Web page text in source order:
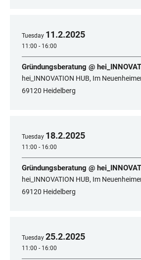
Tuesday 11.2.2025
11:00 - 16:00
Gründungsberatung @
hei_INNOVATION HUB, Im
69120 Heidelberg
Tuesday 18.2.2025
11:00 - 16:00
Gründungsberatung @
hei_INNOVATION HUB, Im
69120 Heidelberg
Tuesday 25.2.2025
11:00 - 16:00